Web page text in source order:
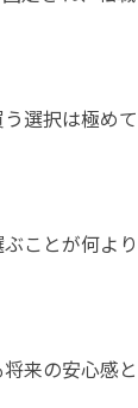
選択は極めて
ことが何より
来の安心感と